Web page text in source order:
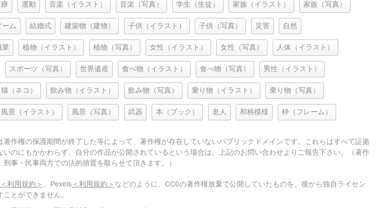
療 運動 音楽（イラスト） 音楽（写真） 学生（生徒） 家族（イラスト） 家族（写真）
ーム 結婚式 建築物（建物） 子供（イラスト） 子供（写真） 災害 自然
業 植物（イラスト） 植物（写真） 女性（イラスト） 女性（写真） 人体（イラスト）
スポーツ（写真） 世界遺産 食べ物（イラスト） 食べ物（写真） 男性（イラスト）
猫（ネコ） 飲み物（イラスト） 飲み物（写真） 乗り物（イラスト） 乗り物（写真）
風景（イラスト） 風景（写真） 武器 本（ブック） 老人 和柄模様 枠（フレーム）
作権の保護期間が終了した等によって、著作権が存在していないパブリックドメインです。これらはすべて証拠
のにもかかわらず、自分の作品が公開されているという場合は、上記のお問い合わせよりご報告下さい。（著作
事・民事両方での法的措置を取らせて頂きます。）
＜利用規約＞ 、Pexels ＜利用規約＞ などのように、CC0の著作権放棄で公開していたものを、後から独自ライセン
とができません。